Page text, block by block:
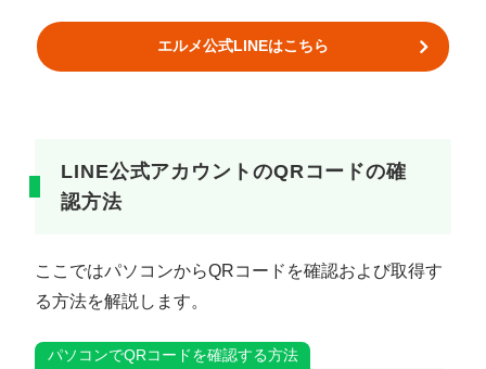
エルメ公式LINEはこちら
LINE公式アカウントのQRコードの確
認方法
ここではパソコンからQRコードを確認および取得す
る方法を解説します。
パソコンでQRコードを確認する方法